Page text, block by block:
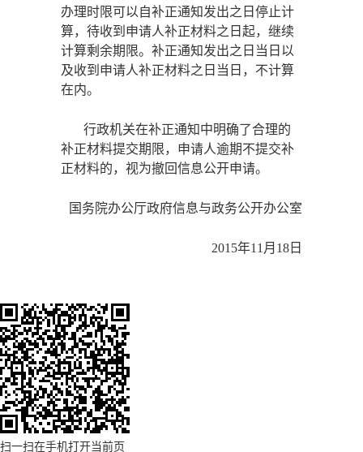
办理时限可以自补正通知发出之日停止计
算，待收到申请人补正材料之日起，继续
计算剩余期限。补正通知发出之日当日以
及收到申请人补正材料之日当日，不计算
在内。
行政机关在补正通知中明确了合理的
补正材料提交期限，申请人逾期不提交补
正材料的，视为撤回信息公开申请。
国务院办公厅政府信息与政务公开办公室
2015年11月18日
扫一扫在手机打开当前页